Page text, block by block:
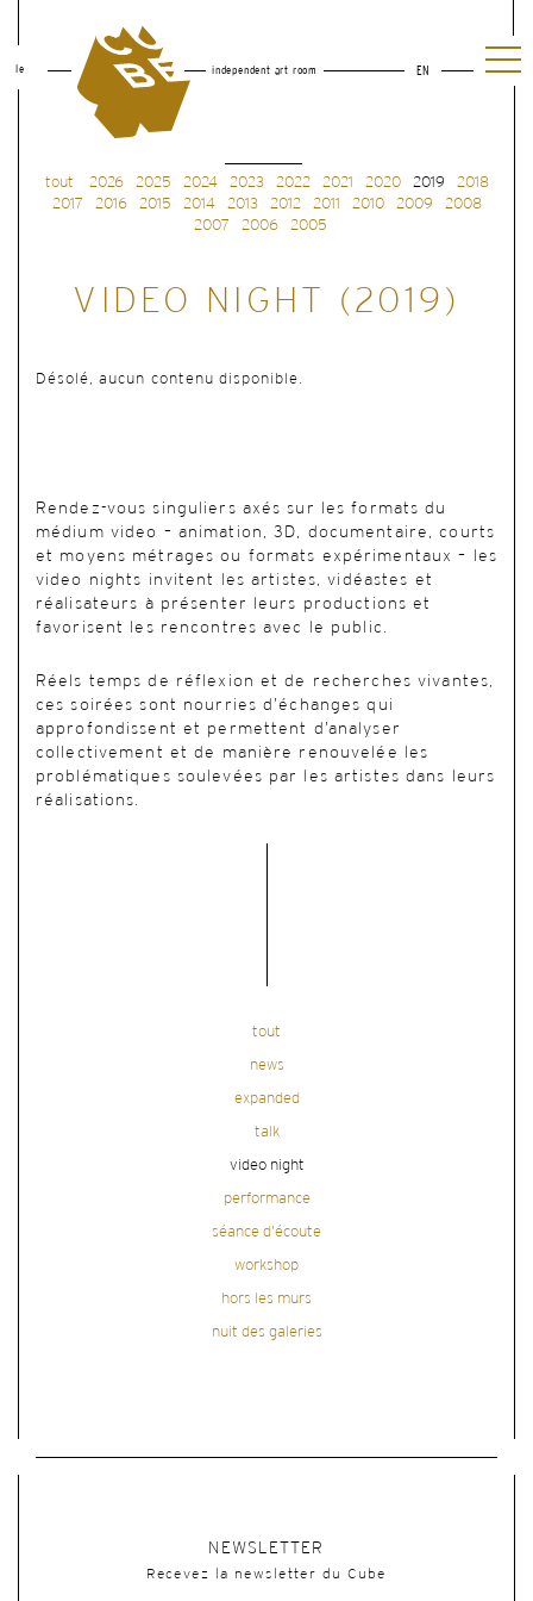
le independent art room EN
tout 2026 2025 2024 2023 2022 2021 2020 2019
2018
2017
2016 2015 2014 2013 2012 2011 2010 2009
2008
2007
2006 2005
VIDEO NIGHT (2019)
Désolé, aucun contenu disponible.
Rendez-vous singuliers axés sur les formats du
médium video – animation, 3D, documentaire, courts
et moyens métrages ou formats expérimentaux – les
video nights invitent les artistes, vidéastes et
réalisateurs à présenter leurs productions et
favorisent les rencontres avec le public.
Réels temps de réflexion et de recherches vivantes,
ces soirées sont nourries d’échanges qui
approfondissent et permettent d’analyser
collectivement et de manière renouvelée les
problématiques soulevées par les artistes dans leurs
réalisations.
tout
news
expanded
talk
video night
performance
séance d'écoute
workshop
hors les murs
nuit des galeries
NEWSLETTER
Recevez la newsletter du Cube